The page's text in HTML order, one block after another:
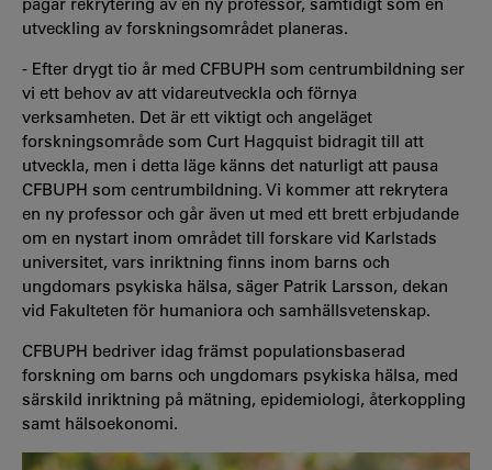
utveckling av forskningsområdet planeras.
- Efter drygt tio år med CFBUPH som centrumbildning ser
vi ett behov av att vidareutveckla och förnya
verksamheten. Det är ett viktigt och angeläget
forskningsområde som Curt Hagquist bidragit till att
utveckla, men i detta läge känns det naturligt att pausa
CFBUPH som centrumbildning. Vi kommer att rekrytera
en ny professor och går även ut med ett brett erbjudande
om en nystart inom området till forskare vid Karlstads
universitet, vars inriktning finns inom barns och
ungdomars psykiska hälsa, säger Patrik Larsson, dekan
vid Fakulteten för humaniora och samhällsvetenskap.
CFBUPH bedriver idag främst populationsbaserad
forskning om barns och ungdomars psykiska hälsa, med
särskild inriktning på mätning, epidemiologi, återkoppling
samt hälsoekonomi.